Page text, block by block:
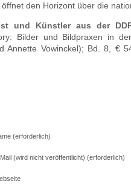
den Horizont über die
und Künstler aus der
Bilder und Bildpraxen in
Annette Vowinckel); Bd. 8, €
(erforderlich)
(wird nicht veröffentlicht) (erforderlich)